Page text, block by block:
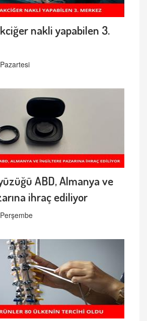
nakli yapabilen 3.
ABD, Almanya ve
ihraç ediliyor